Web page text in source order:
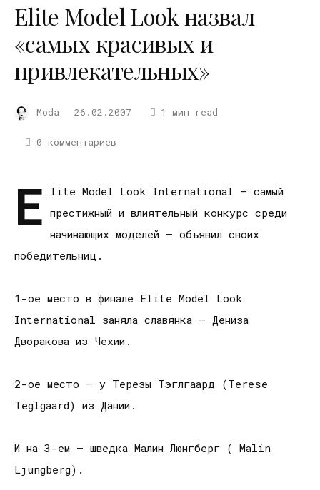
Elite Model Look назвал
«самых красивых и
привлекательных»
Moda 26.02.2007 1 мин read
0 комментариев
E lite Model Look International – самый
престижный и влиятельный конкурс среди
начинающих моделей – объявил своих
победительниц.
1-ое место в финале Elite Model Look
International заняла славянка – Дениза
Дворакова из Чехии.
2-ое место – у Терезы Тэглгаард (Terese
Teglgaard) из Дании.
И на 3-ем – шведка Малин Люнгберг ( Malin
Ljungberg).